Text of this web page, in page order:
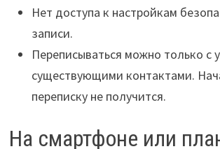
Нет доступа к настройкам
записи.
Переписываться можно только с
существующими контактами.
переписку не получится.
На смартфоне или